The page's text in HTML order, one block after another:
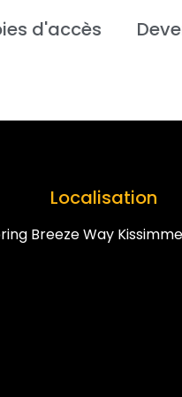
d'accès
Localisation
Breeze Way